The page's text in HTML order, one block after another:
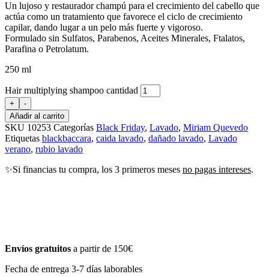
Un lujoso y restaurador champú para el crecimiento del cabello que
actúa como un tratamiento que favorece el ciclo de crecimiento
capilar, dando lugar a un pelo más fuerte y vigoroso.
Formulado sin Sulfatos, Parabenos, Aceites Minerales, Ftalatos,
Parafina o Petrolatum.
250 ml
Hair multiplying shampoo cantidad
+
-
Añadir al carrito
SKU 10253 Categorías Black Friday, Lavado, Miriam Quevedo
Etiquetas blackbaccara, caida lavado, dañado lavado, Lavado
verano, rubio lavado
✨Si financias tu compra, los 3 primeros meses no pagas intereses.
Envíos gratuitos a partir de 150€
Fecha de entrega 3-7 días laborables